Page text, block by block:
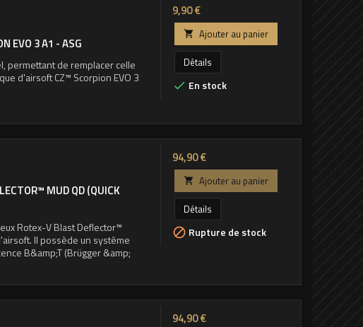
EVO 3 A1 - ASG
permettant de remplacer celle
d'airsoft CZ™ Scorpion EVO 3
Prix
9,90 €

Ajouter au panier
Détails
 En stock
MUD QD (QUICK
Rotex-V Blast Deflector™
Il possède un système
B&amp;T (Brügger &amp;
Prix
94,90 €

Ajouter au panier
Détails
 Rupture de stock
Prix
94,90 €